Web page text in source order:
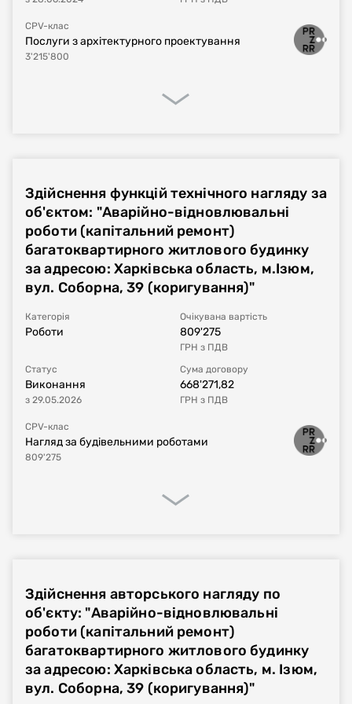
CPV-клас
Послуги з архітектурного проектування
3'215'800
Номер плану UA-P-2023-08-16-004126-a
Тип процедури Відкриті торги
Номер договору, дата
укладання
UA-2023-08-16-011389-a-c1 від 07.09.2023
Період дії договору -31.12.2023
Сума договору UAH з ПДВ
Постачальник за
договором
ТОВ "ІНЖИНІРИНГОВА КОМПАНІЯ "АРКОН"
Здійснення функцій технічного нагляду за
об'єктом: "Аварійно-відновлювальні
роботи (капітальний ремонт)
багатоквартирного житлового будинку
за адресою: Харківська область, м.Ізюм,
вул. Соборна, 39 (коригування)"
Категорія
Роботи
Очікувана вартість
809'275
ГРН з ПДВ
Статус
Виконання
з 29.05.2026
Сума договору
668'271,82
ГРН з ПДВ
CPV-клас
Нагляд за будівельними роботами
809'275
Номер плану UA-P-2024-09-04-011300-a
Тип процедури Звіт про укладений договір
Номер договору, дата
укладання
UA-2024-09-04-009560-a-c1 від 03.09.2024
Здійснення авторського нагляду по
об'єкту: "Аварійно-відновлювальні
роботи (капітальний ремонт)
багатоквартирного житлового будинку
за адресою: Харківська область, м. Ізюм,
вул. Соборна, 39 (коригування)"